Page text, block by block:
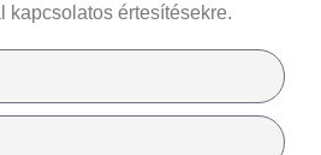
kapcsolatos értesítésekre.